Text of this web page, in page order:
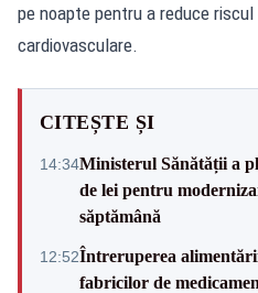
pe noapte pentru a reduce
cardiovasculare.
CITEȘTE ȘI
14:34Ministerul Sănătății a
de lei pentru
săptămână
12:52Întreruperea
fabricilor de